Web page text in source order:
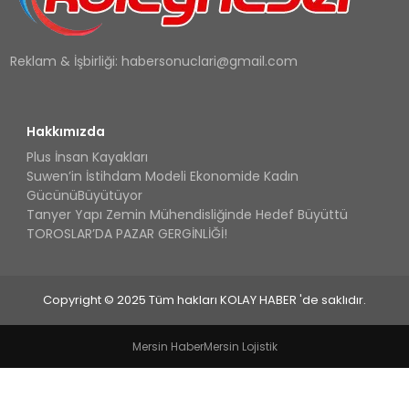
Reklam & İşbirliği: habersonuclari@gmail.com
Hakkımızda
Plus İnsan Kayakları
Suwen’in İstihdam Modeli Ekonomide Kadın
GücünüBüyütüyor
Tanyer Yapı Zemin Mühendisliğinde Hedef Büyüttü
TOROSLAR’DA PAZAR GERGİNLİĞİ!
Copyright © 2025 Tüm hakları KOLAY HABER 'de saklıdır.
Mersin HaberMersin Lojistik